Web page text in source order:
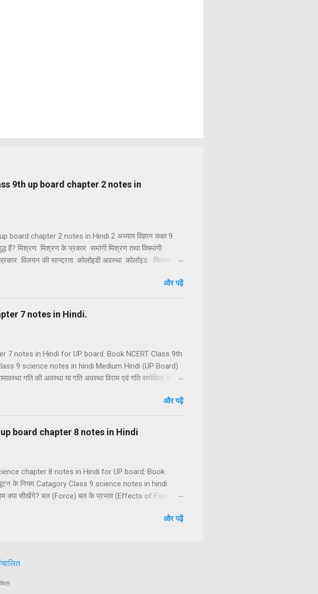
9th up board chapter 2 notes in
board chapter 2 notes in Hindi 2 अध्याय विज्ञान कक्षा 9
हैं? मिश्रण मिश्रण के प्रकार समांगी मिश्रण तथा विषमांगी
विलयन की सान्द्रता कोलॉइडी अवस्था कोलॉइड निलम्बन
को मिश्रण कहते हैं। मिश्रण में दो या दो से अधिक अवयवी पदार...
और पढ़ें
7 notes in Hindi.
7 notes in Hindi for UP board. Book NCERT Class 9th
9 science notes in hindi Medium Hindi (UP Board)
गति की अवस्था या गति अवस्था विराम एवं गति सापेक्षिक शब्द हैं
का मापन : चाल चाल का मात्रक चाल के प्रकार एकसमान चाल
वेग के प्रकार (1) एकसमान वेग (2) असमान वेग असमान
और पढ़ें
up board chapter 8 notes in Hindi
chapter 8 notes in Hindi for UP board. Book
के नियम Catagory Class 9 science notes in hindi
क्या सीखेंगे? बल (Force) बल के प्रभाव (Effects of Force)
(3) गुरुत्वाकर्षण बल (4) घर्षण बल (5) चुम्बकीय बल (6) विद्युत बल
और पढ़ें